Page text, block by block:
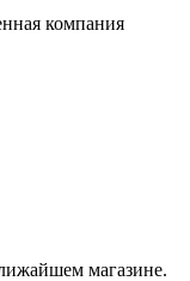
компания
магазине.